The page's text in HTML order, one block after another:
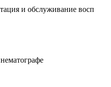
и обслуживание восп